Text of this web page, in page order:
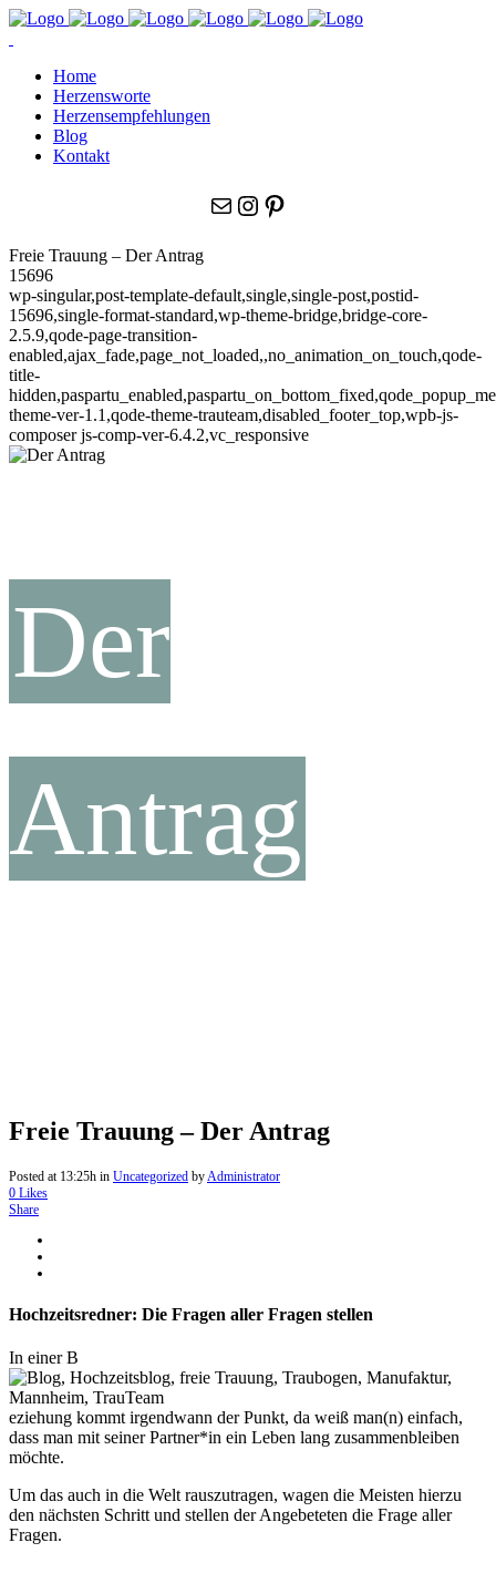
Home
Herzensworte
Herzensempfehlungen
Blog
Kontakt
E-MailInstagram
Pinterest
Freie Trauung – Der Antrag
15696
wp-singular,post-template-default,single,single-post,postid-
15696,single-format-standard,wp-theme-bridge,bridge-core-
2.5.9,qode-page-transition-
enabled,ajax_fade,page_not_loaded,,no_animation_on_touch,qode-
title-
theme-ver-1.1,qode-theme-trauteam,disabled_footer_top,wpb-js-
composer js-comp-ver-6.4.2,vc_responsive
Der
Antrag
Freie Trauung – Der Antrag
Posted at 13:25h in Uncategorized by Administrator
0 Likes
Share
Hochzeitsredner: Die Fragen aller Fragen stellen
In einer B
eziehung kommt irgendwann der Punkt, da weiß man(n) einfach,
dass man mit seiner Partner*in ein Leben lang zusammenbleiben
möchte.
Um das auch in die Welt rauszutragen, wagen die Meisten hierzu
den nächsten Schritt und stellen der Angebeteten die Frage aller
Fragen.